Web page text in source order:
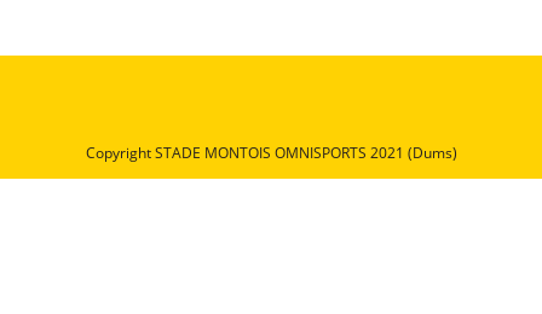
Copyright STADE MONTOIS OMNISPORTS 2021 (Dums)